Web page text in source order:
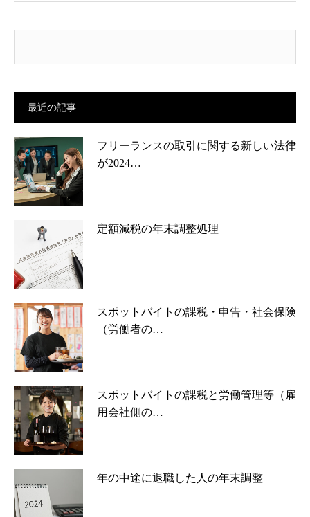
最近の記事
フリーランスの取引に関する新しい法律
が2024…
定額減税の年末調整処理
スポットバイトの課税・申告・社会保険
（労働者の…
スポットバイトの課税と労働管理等（雇
用会社側の…
年の中途に退職した人の年末調整